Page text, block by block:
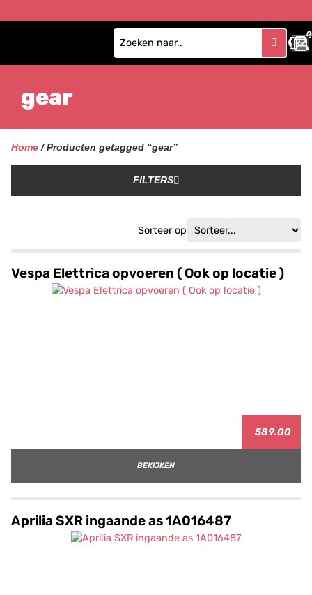
0
0
gear
Home / Producten getagged “gear”
FILTERS
Sorteer op
Vespa Elettrica opvoeren ( Ook op locatie )
589.00
BEKIJKEN
Aprilia SXR ingaande as 1A016487